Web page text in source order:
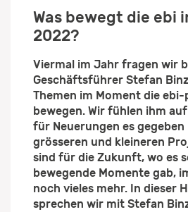
Was bewegt die ebi
2022?
Viermal im Jahr fragen wir
Geschäftsführer Stefan
Themen im Moment die
bewegen. Wir fühlen ihm
für Neuerungen es
grösseren und kleineren
sind für die Zukunft, wo es
bewegende Momente gab,
noch vieles mehr. In dieser
sprechen wir mit Stefan